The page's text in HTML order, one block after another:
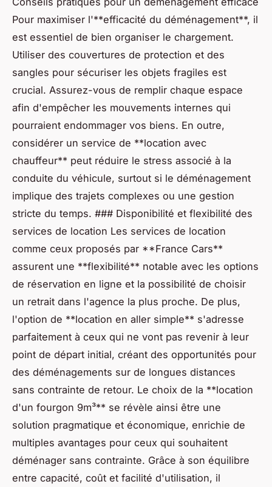
Pour maximiser l'**efficacité du déménagement**, il
est essentiel de bien organiser le chargement.
Utiliser des couvertures de protection et des
sangles pour sécuriser les objets fragiles est
crucial. Assurez-vous de remplir chaque espace
afin d'empêcher les mouvements internes qui
pourraient endommager vos biens. En outre,
considérer un service de **location avec
chauffeur** peut réduire le stress associé à la
conduite du véhicule, surtout si le déménagement
implique des trajets complexes ou une gestion
stricte du temps. ### Disponibilité et flexibilité des
services de location Les services de location
comme ceux proposés par **France Cars**
assurent une **flexibilité** notable avec les options
de réservation en ligne et la possibilité de choisir
un retrait dans l'agence la plus proche. De plus,
l'option de **location en aller simple** s'adresse
parfaitement à ceux qui ne vont pas revenir à leur
point de départ initial, créant des opportunités pour
des déménagements sur de longues distances
sans contrainte de retour. Le choix de la **location
d'un fourgon 9m³** se révèle ainsi être une
solution pragmatique et économique, enrichie de
multiples avantages pour ceux qui souhaitent
déménager sans contrainte. Grâce à son équilibre
entre capacité, coût et facilité d'utilisation, il